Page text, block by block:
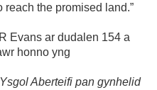
the promised land.”
Evans ar dudalen 154 a
honno yng
Aberteifi pan gynhelid